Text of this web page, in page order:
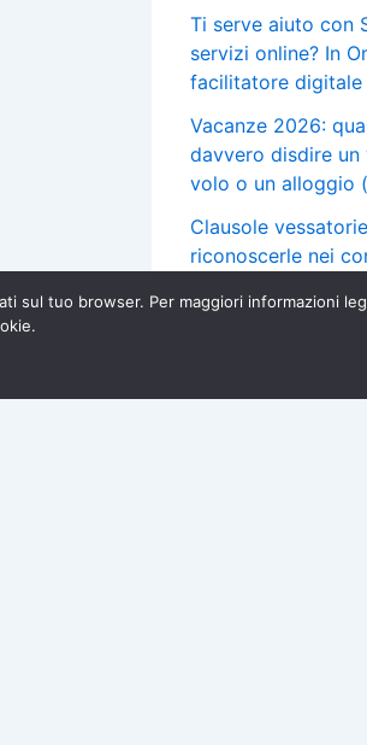
Ti serve aiuto con
servizi online? In
facilitatore digitale
Vacanze 2026:
davvero disdire un
volo o un alloggio
Clausole
riconoscerle nei
sul tuo browser. Per maggiori informazioni